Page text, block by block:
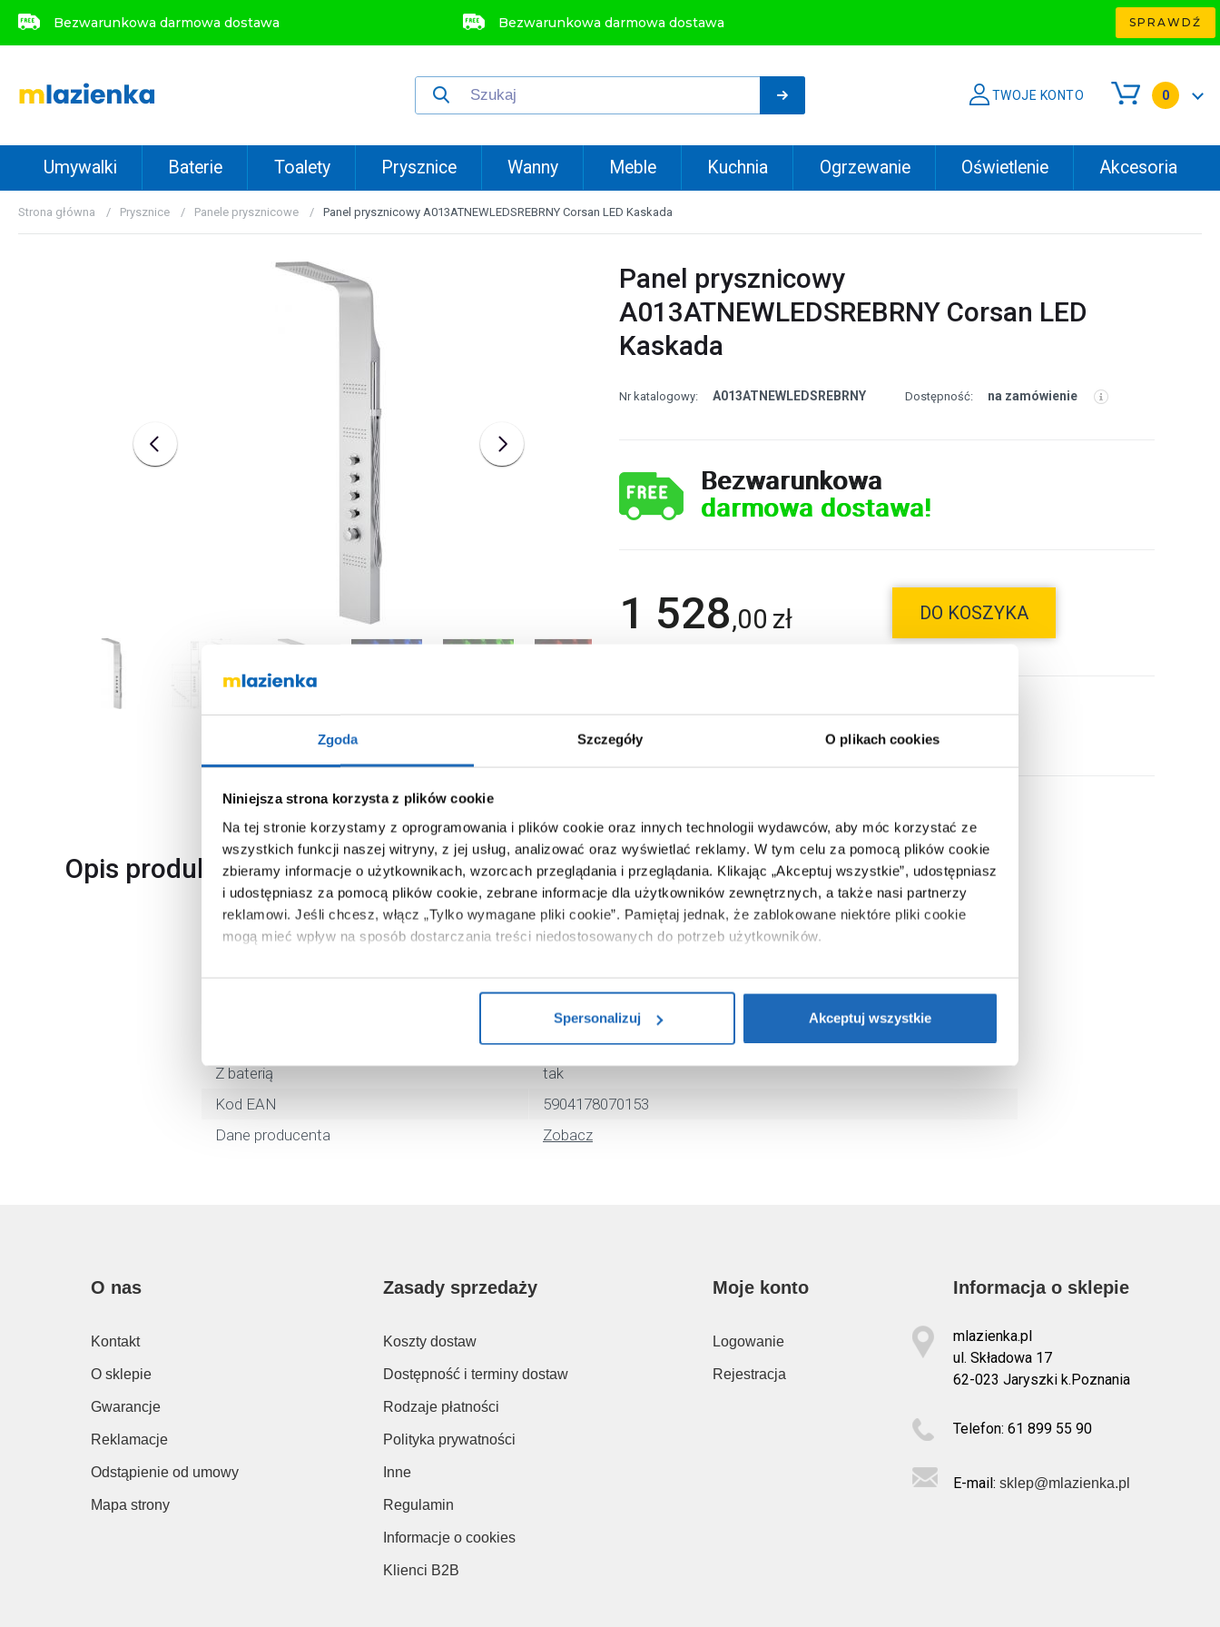
Zgoda Szczegóły O plikach cookies
Niniejsza strona korzysta z plików cookie
Na tej stronie korzystamy z oprogramowania i plików cookie oraz innych technologii wydawców, aby móc korzystać ze
wszystkich funkcji naszej witryny, z jej usług, analizować oraz wyświetlać reklamy. W tym celu za pomocą plików cookie
zbieramy informacje o użytkownikach, wzorcach przeglądania i przeglądania. Klikając „Akceptuj wszystkie”, udostępniasz
i udostępniasz za pomocą plików cookie, zebrane informacje dla użytkowników zewnętrznych, a także nasi partnerzy
reklamowi. Jeśli chcesz, włącz „Tylko wymagane pliki cookie”. Pamiętaj jednak, że zablokowane niektóre pliki cookie
mogą mieć wpływ na sposób dostarczania treści niedostosowanych do potrzeb użytkowników.
Aby uzyskać więcej informacji na temat plików plików cookie, kliknij „Ustawienia plików cookie”.Jeśli chcesz uzyskać
Spersonalizuj
Akceptuj wszystkie
Bezwarunkowa darmowa dostawa Bezwarunkowa darmowa dostawa SPRAWDŹ
TWOJE KONTO 0
Umywalki Baterie Toalety Prysznice Wanny Meble Kuchnia Ogrzewanie Oświetlenie Akcesoria
Strona główna Prysznice Panele prysznicowe Panel prysznicowy A013ATNEWLEDSREBRNY Corsan LED Kaskada
Panel prysznicowy
A013ATNEWLEDSREBRNY Corsan LED
Kaskada
Nr katalogowy: A013ATNEWLEDSREBRNY Dostępność: na zamówienie
Bezwarunkowa
darmowa dostawa!
1 528,00 zł DO KOSZYKA
Termostat
Opis produktu
Marka
Seria
LED Kaskada
A013ATNEWLEDSREBRNY
z termostatem
Z baterią
tak
Kod EAN
5904178070153
Dane producenta
Zobacz
O nas
Kontakt
O sklepie
Gwarancje
Reklamacje
Odstąpienie od umowy
Mapa strony
Zasady sprzedaży
Koszty dostaw
Dostępność i terminy dostaw
Rodzaje płatności
Polityka prywatności
Inne
Regulamin
Informacje o cookies
Klienci B2B
Moje konto
Logowanie
Rejestracja
Informacja o sklepie
mlazienka.pl
ul. Składowa 17
62-023 Jaryszki k.Poznania
Telefon: 61 899 55 90
E-mail: sklep@mlazienka.pl